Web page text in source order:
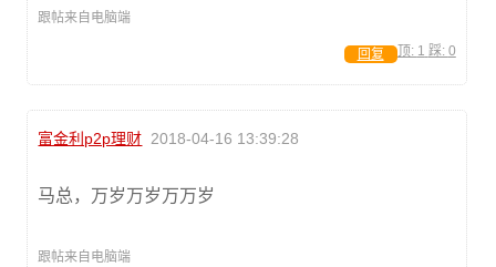
跟帖来自电脑端
顶: 1 踩: 0
回复
富金利p2p理财 2018-04-16 13:39:28
马总，万岁万岁万万岁
跟帖来自电脑端